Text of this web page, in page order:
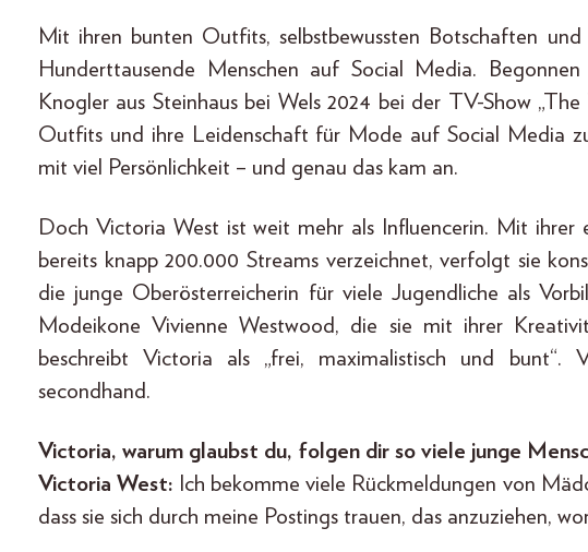
Mit ihren bunten Outfits, selbstbewussten Botschaften
Hunderttausende Menschen auf Social Media.
Knogler aus Steinhaus bei Wels 2024 bei der TV-Show
Outfits und ihre Leidenschaft für Mode auf Social Media
mit viel Persönlichkeit – und genau das kam an.
Doch Victoria West ist weit mehr als Influencerin. Mit ihrer
bereits knapp 200.000 Streams verzeichnet, verfolgt sie
die junge Oberösterreicherin für viele Jugendliche als
Modeikone Vivienne Westwood, die sie mit ihrer
beschreibt Victoria als „frei, maximalistisch und bunt“.
secondhand.
Victoria, warum glaubst du, folgen dir so viele junge
Victoria West: Ich bekomme viele Rückmeldungen von
dass sie sich durch meine Postings trauen, das anzuziehen,